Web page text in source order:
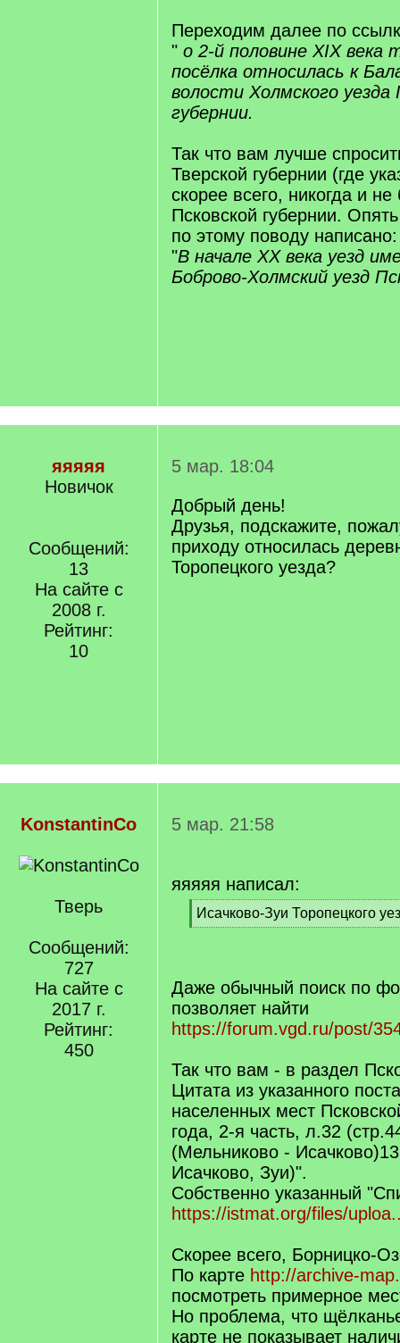
Переходим далее по
" о 2-й половине XIX века
посёлка относилась к
волости Холмского уезда
губернии.
Так что вам лучше
Тверской губернии (где
скорее всего, никогда и
Псковской губернии.
по этому поводу написано:
"В начале XX века уезд
Боброво-Холмский уезд
яяяяя
Новичок
Сообщений:
13
На сайте с
2008 г.
Рейтинг:
10
5 мар. 18:04
Добрый день!
Друзья, подскажите,
приходу относилась
Торопецкого уезда?
KonstantinCo
Тверь
Сообщений:
727
На сайте с
2017 г.
Рейтинг:
450
5 мар. 21:58
яяяяя написал:
[
q
Исачково-Зуи Торопецкого
[
Даже обычный поиск по
позволяет найти
https://forum.vgd.ru/post/
Так что вам - в раздел
Цитата из указанного
населенных мест
года, 2-я часть, л.32
(Мельниково -
Исачково, Зуи)".
Собственно указанный
https://istmat.org/files/
Скорее всего, Борницко-
По карте http://archive-
посмотреть примерное
Но проблема, что
карте не показывает